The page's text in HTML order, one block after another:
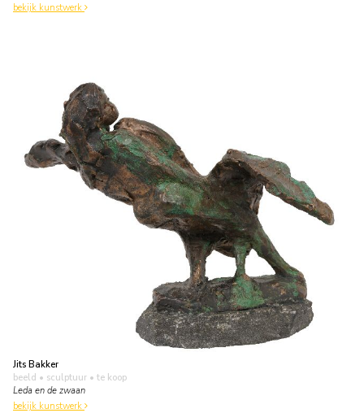
bekijk kunstwerk
Jits Bakker
beeld • sculptuur • te koop
Leda en de zwaan
bekijk kunstwerk